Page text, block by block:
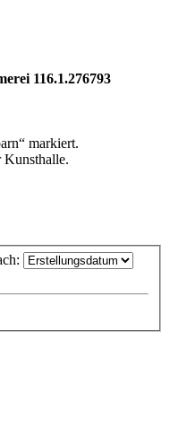
116.1.276793
markiert.
Kunsthalle.